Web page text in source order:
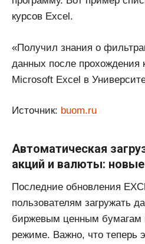
курсов Excel.
«Получил знания о
данных после прохождения
Microsoft Excel в
Источник: buom.ru
Автоматическая
акций и валюты: новые
Последние обновления
пользователям загружать
биржевым ценным бумагам
режиме. Важно, что теперь